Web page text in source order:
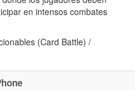
en intensos combates
(Card Battle) /